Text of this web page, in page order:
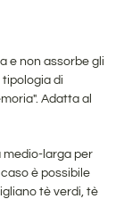
e non assorbe gli
di
Adatta al
medio-larga per
è possibile
tè verdi, tè